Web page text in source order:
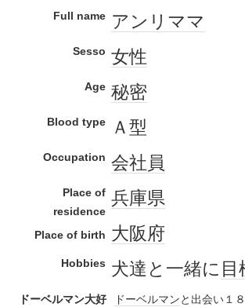
Full name アンリ ママ
Sesso 女性
Age 秘密
Blood type Ａ型
Occupation 会社員
Place of
residence
兵庫県
Place of birth 大阪府
Hobbies 犬達と一緒に 目
ドーベルマン大好
ドーベルマンと出会い１